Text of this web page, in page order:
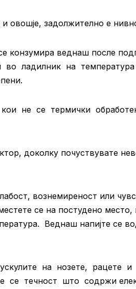
овошје, задолжително е
конзумира веднаш после
ладилник на
не се термички
доколку почуствувате
вознемиреност или
се на постудено
Веднаш напијте се
на нозете, рацете и
се течност што содржи